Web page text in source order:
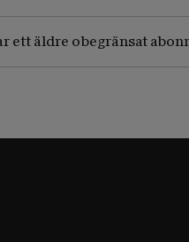
ett äldre obegränsat